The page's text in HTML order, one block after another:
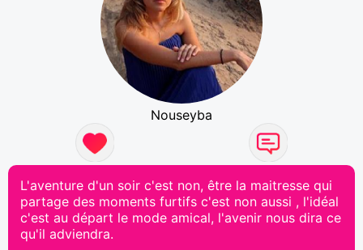
Nouseyba
L'aventure d'un soir c'est non, être la maitresse qui
partage des moments furtifs c'est non aussi , l'idéal
c'est au départ le mode amical, l'avenir nous dira ce
qu'il adviendra.